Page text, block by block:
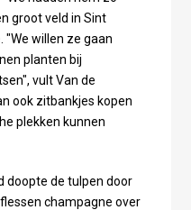
groot veld in Sint
"We willen ze gaan
planten bij
vult Van de
ook zitbankjes kopen
plekken kunnen
doopte de tulpen door
champagne over